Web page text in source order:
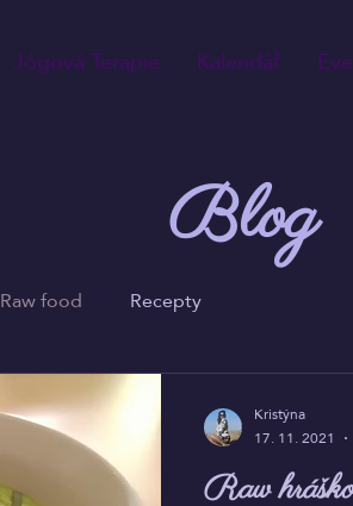
Jógová Terapie Kalendář
Raw food Recepty
Raw
Kristýna
17. 11. 2021
Blog